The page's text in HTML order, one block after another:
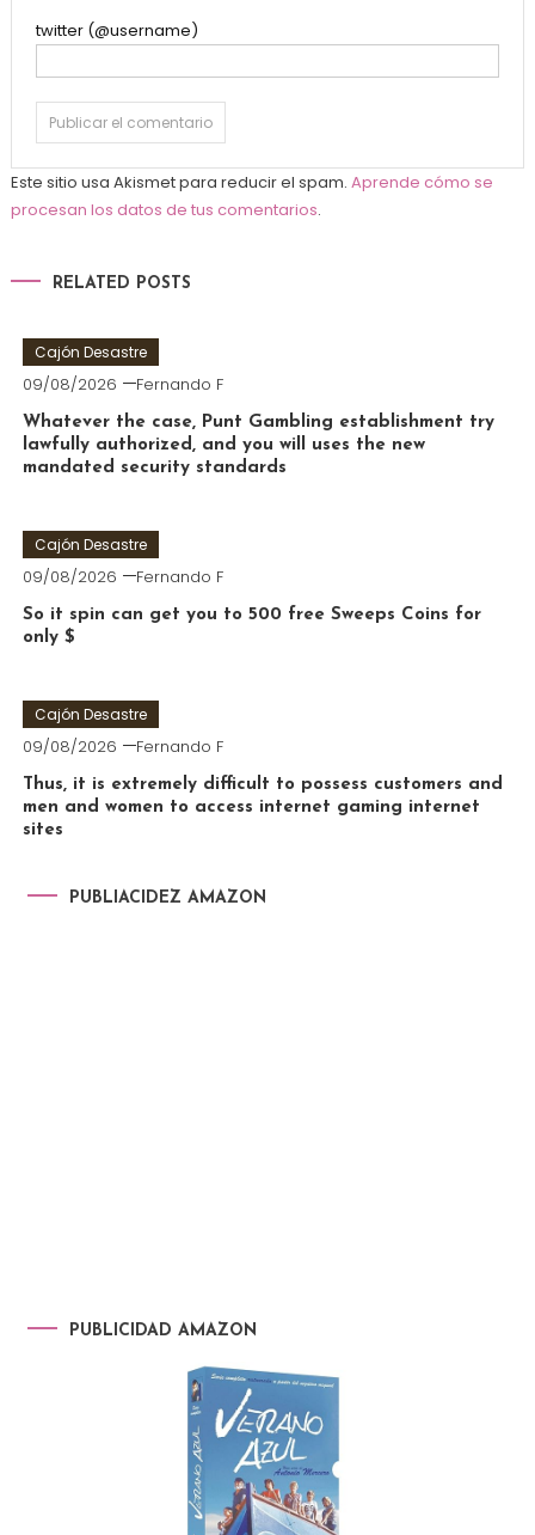
twitter (@username)
Este sitio usa Akismet para reducir el spam. Aprende cómo se
procesan los datos de tus comentarios.
RELATED POSTS
Cajón Desastre
09/08/2026 Fernando F
Whatever the case, Punt Gambling establishment try
lawfully authorized, and you will uses the new
mandated security standards
Cajón Desastre
09/08/2026 Fernando F
So it spin can get you to 500 free Sweeps Coins for
only $
Cajón Desastre
09/08/2026 Fernando F
Thus, it is extremely difficult to possess customers and
men and women to access internet gaming internet
sites
PUBLIACIDEZ AMAZON
PUBLICIDAD AMAZON